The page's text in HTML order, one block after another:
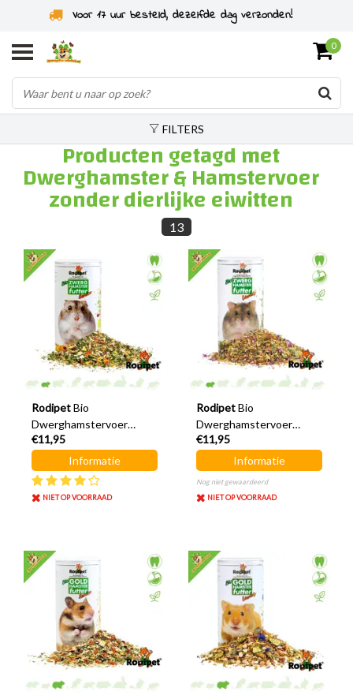
Voor 17 uur besteld, dezelfde dag verzonden!
0
FILTERS
Producten getagd met
Dwerghamster & Hamstervoer
zonder dierlijke eiwitten
13
Rodipet Bio
Dwerghamstervoer
Senior 500 gram
€11,95
Informatie
NIET OP VOORRAAD
Rodipet Bio
Dwerghamstervoer
Variety 500 gram
€11,95
Informatie
Nog niet gewaardeerd
NIET OP VOORRAAD